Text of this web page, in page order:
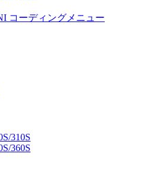
コーディングメニュー
310S
360S